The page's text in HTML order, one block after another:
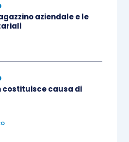
commerciale relativa al mese
lalaconicità del contratto
è stato consegnato (…) è un
tecnico – commerciale di
constatato, infine,
portato in deduzione
aziendale e le
costituisce causa di